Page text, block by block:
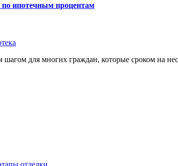
ипотечным процентам
для многих граждан, которые сроком на
отделки